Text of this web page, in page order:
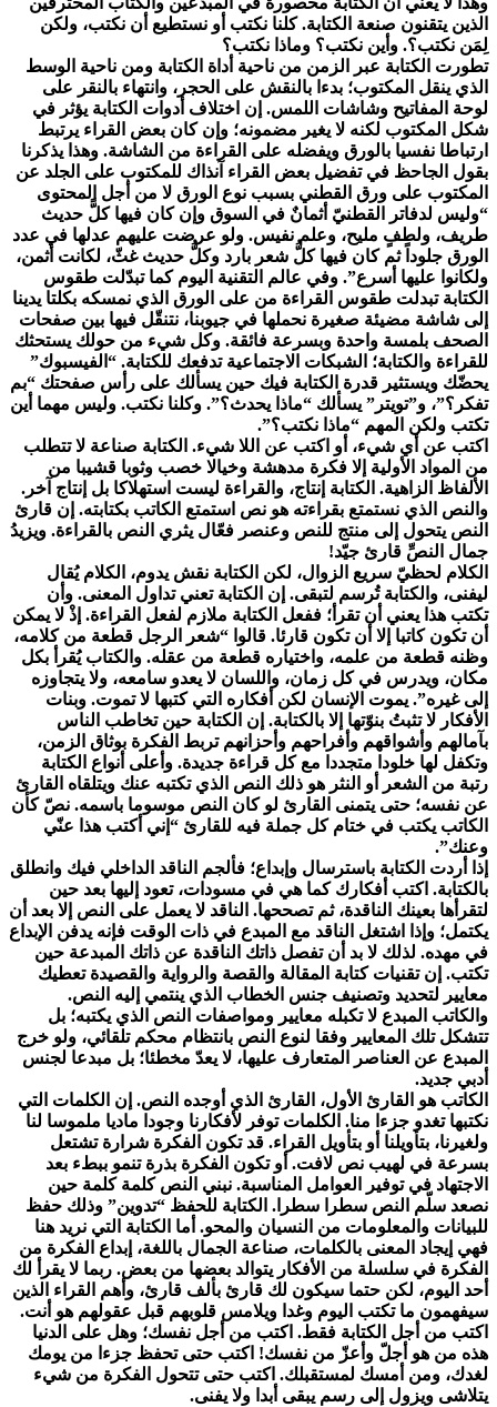
الذين يتقنون صنعة الكتابة. كلنا نكتب أو نستطيع أن نكتب، ولكن
لِمَن نكتب؟. وأين نكتب؟ وماذا نكتب؟
تطورت الكتابة عبر الزمن من ناحية أداة الكتابة ومن ناحية الوسط
الذي ينقل المكتوب؛ بدءا بالنقش على الحجر، وانتهاء بالنقر على
لوحة المفاتيح وشاشات اللمس. إن اختلاف أدوات الكتابة يؤثر في
شكل المكتوب لكنه لا يغير مضمونه؛ وإن كان بعض القراء يرتبط
ارتباطا نفسيا بالورق ويفضله على القراءة من الشاشة. وهذا يذكرنا
بقول الجاحظ في تفضيل بعض القراء آنذاك للمكتوب على الجلد عن
المكتوب على ورق القطني بسبب نوع الورق لا من أجل المحتوى
“وليس لدفاتر القطنيّ أثمانٌ في السوق وإن كان فيها كلًّ حديث
طريف، ولطفٍ مليح، وعلم نفيس. ولو عرضت عليهم عدلها في عدد
الورق جلوداً ثم كان فيها كلُّ شعر بارد وكلُّ حديث غثّ، لكانت أثمن،
ولكانوا عليها أسرع”. وفي عالم التقنية اليوم كما تبدّلت طقوس
الكتابة تبدلت طقوس القراءة من على الورق الذي نمسكه بكلتا يدينا
إلى شاشة مضيئة صغيرة نحملها في جيوبنا، نتنقّل فيها بين صفحات
الصحف بلمسة واحدة وبسرعة فائقة. وكل شيء من حولك يستحثك
للقراءة والكتابة؛ الشبكات الاجتماعية تدفعك للكتابة. “الفيسبوك”
يحضّك ويستثير قدرة الكتابة فيك حين يسألك على رأس صفحتك “بم
تفكر؟”، و”تويتر” يسألك “ماذا يحدث؟”. وكلنا نكتب. وليس مهما أين
تكتب ولكن المهم “ماذا نكتب؟”.
اكتب عن أي شيء، أو اكتب عن اللا شيء. الكتابة صناعة لا تتطلب
من المواد الأولية إلا فكرة مدهشة وخيالا خصب وثوبا قشيبا من
الألفاظ الزاهية. الكتابة إنتاج، والقراءة ليست استهلاكا بل إنتاج آخر.
والنص الذي نستمتع بقراءته هو نص استمتع الكاتب بكتابته. إن قارئ
النص يتحول إلى منتج للنص وعنصر فعّال يثري النص بالقراءة. ويزيدُ
جمال النصِّ قارئ جيّد!
الكلام لحظيّ سريع الزوال، لكن الكتابة نقش يدوم، الكلام يُقال
ليفنى، والكتابة تُرسم لتبقى. إن الكتابة تعني تداول المعنى. وأن
تكتب هذا يعني أن تقرأ؛ ففعل الكتابة ملازم لفعل القراءة. إذْ لا يمكن
أن تكون كاتبا إلا أن تكون قارئا. قالوا “شعر الرجل قطعة من كلامه،
وظنه قطعة من علمه، واختياره قطعة من عقله. والكتاب يُقرأ بكل
مكان، ويدرس في كل زمان، واللسان لا يعدو سامعه، ولا يتجاوزه
إلى غيره”. يموت الإنسان لكن أفكاره التي كتبها لا تموت. وبنات
الأفكار لا تثبتُ بنوّتها إلا بالكتابة. إن الكتابة حين تخاطب الناس
بآمالهم وأشواقهم وأفراحهم وأحزانهم تربط الفكرة بوثاق الزمن،
وتكفل لها خلودا متجددا مع كل قراءة جديدة. وأعلى أنواع الكتابة
رتبة من الشعر أو النثر هو ذلك النص الذي تكتبه عنك ويتلقاه القارئ
عن نفسه؛ حتى يتمنى القارئ لو كان النص موسوما باسمه. نصّ كأن
الكاتب يكتب في ختام كل جملة فيه للقارئ “إني أكتب هذا عنّي
وعنك”.
إذا أردت الكتابة باسترسال وإبداع؛ فألجم الناقد الداخلي فيك وانطلق
بالكتابة. اكتب أفكارك كما هي في مسودات، تعود إليها بعد حين
لتقرأها بعينك الناقدة، ثم تصححها. الناقد لا يعمل على النص إلا بعد أن
يكتمل؛ وإذا اشتغل الناقد مع المبدع في ذات الوقت فإنه يدفن الإبداع
في مهده. لذلك لا بد أن تفصل ذاتك الناقدة عن ذاتك المبدعة حين
تكتب. إن تقنيات كتابة المقالة والقصة والرواية والقصيدة تعطيك
معايير لتحديد وتصنيف جنس الخطاب الذي ينتمي إليه النص.
والكاتب المبدع لا تكبله معايير ومواصفات النص الذي يكتبه؛ بل
تتشكل تلك المعايير وفقا لنوع النص بانتظام محكم تلقائي، ولو خرج
المبدع عن العناصر المتعارف عليها، لا يعدّ مخطئا؛ بل مبدعا لجنس
أدبي جديد.
الكاتب هو القارئ الأول، القارئ الذي أوجده النص. إن الكلمات التي
نكتبها تغدو جزءا منا. الكلمات توفر لأفكارنا وجودا ماديا ملموسا لنا
ولغيرنا، بتأويلنا أو بتأويل القراء. قد تكون الفكرة شرارة تشتعل
بسرعة في لهيب نص لافت. أو تكون الفكرة بذرة تنمو ببطء بعد
الاجتهاد في توفير العوامل المناسبة. نبني النص كلمة كلمة حين
نصعد سلّم النص سطرا سطرا. الكتابة للحفظ “تدوين” وذلك حفظ
للبيانات والمعلومات من النسيان والمحو. أما الكتابة التي نريد هنا
فهي إيجاد المعنى بالكلمات، صناعة الجمال باللغة، إبداع الفكرة من
الفكرة في سلسلة من الأفكار يتوالد بعضها من بعض. ربما لا يقرأ لك
أحد اليوم، لكن حتما سيكون لك قارئ بألف قارئ، وأهم القراء الذين
سيفهمون ما تكتب اليوم وغدا ويلامس قلوبهم قبل عقولهم هو أنت.
اكتب من أجل الكتابة فقط. اكتب من أجل نفسك؛ وهل على الدنيا
هذه من هو أجلّ وأعزّ من نفسك! اكتب حتى تحفظ جزءا من يومك
لغدك، ومن أمسك لمستقبلك. اكتب حتى تتحول الفكرة من شيء
يتلاشى ويزول إلى رسم يبقى أبدا ولا يفنى.